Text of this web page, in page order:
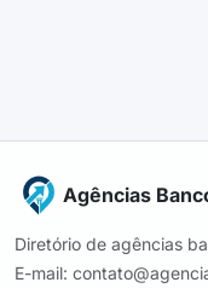
Agências
Diretório de agências
E-mail: